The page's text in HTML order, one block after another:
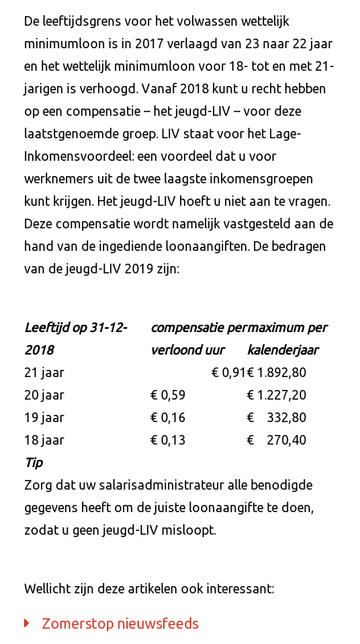
De leeftijdsgrens voor het volwassen wettelijk
minimumloon is in 2017 verlaagd van 23 naar 22 jaar
en het wettelijk minimumloon voor 18- tot en met 21-
jarigen is verhoogd. Vanaf 2018 kunt u recht hebben
op een compensatie – het jeugd-LIV – voor deze
laatstgenoemde groep. LIV staat voor het Lage-
Inkomensvoordeel: een voordeel dat u voor
werknemers uit de twee laagste inkomensgroepen
kunt krijgen. Het jeugd-LIV hoeft u niet aan te vragen.
Deze compensatie wordt namelijk vastgesteld aan de
hand van de ingediende loonaangiften. De bedragen
van de jeugd-LIV 2019 zijn:
Leeftijd op 31-12-
2018
compensatie per
verloond uur
maximum per
kalenderjaar
21 jaar
€ 0,91€ 1.892,80
20 jaar
€ 0,59
€ 1.227,20
19 jaar
€ 0,16
€ 332,80
18 jaar
€ 0,13
€ 270,40
Tip
Zorg dat uw salarisadministrateur alle benodigde
gegevens heeft om de juiste loonaangifte te doen,
zodat u geen jeugd-LIV misloopt.
Wellicht zijn deze artikelen ook interessant:
Zomerstop nieuwsfeeds